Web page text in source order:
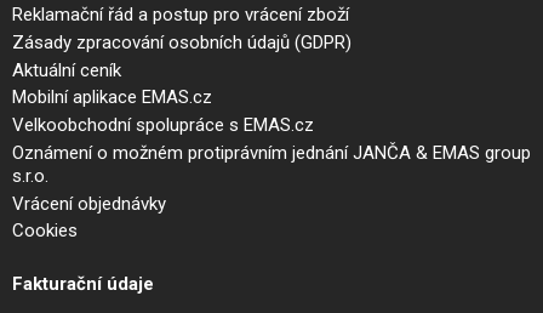
Reklamační řád a postup pro vrácení zboží
Zásady zpracování osobních údajů (GDPR)
Aktuální ceník
Mobilní aplikace EMAS.cz
Velkoobchodní spolupráce s EMAS.cz
Oznámení o možném protiprávním jednání JANČA & EMAS group
s.r.o.
Vrácení objednávky
Cookies
Fakturační údaje